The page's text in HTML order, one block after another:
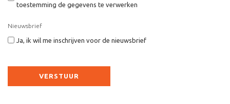
toestemming de gegevens te verwerken
Nieuwsbrief
Ja, ik wil me inschrijven voor de nieuwsbrief